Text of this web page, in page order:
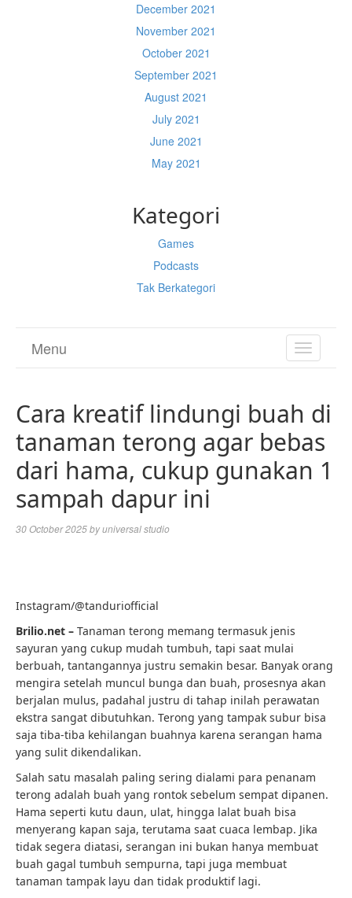
December 2021
November 2021
October 2021
September 2021
August 2021
July 2021
June 2021
May 2021
Kategori
Games
Podcasts
Tak Berkategori
TOGGLE
Menu
Cara kreatif lindungi buah di
tanaman terong agar bebas
dari hama, cukup gunakan 1
sampah dapur ini
30 October 2025byuniversal studio
Instagram/@tanduriofficial
Brilio.net – Tanaman terong memang termasuk jenis
sayuran yang cukup mudah tumbuh, tapi saat mulai
berbuah, tantangannya justru semakin besar. Banyak orang
mengira setelah muncul bunga dan buah, prosesnya akan
berjalan mulus, padahal justru di tahap inilah perawatan
ekstra sangat dibutuhkan. Terong yang tampak subur bisa
saja tiba-tiba kehilangan buahnya karena serangan hama
yang sulit dikendalikan.
Salah satu masalah paling sering dialami para penanam
terong adalah buah yang rontok sebelum sempat dipanen.
Hama seperti kutu daun, ulat, hingga lalat buah bisa
menyerang kapan saja, terutama saat cuaca lembap. Jika
tidak segera diatasi, serangan ini bukan hanya membuat
buah gagal tumbuh sempurna, tapi juga membuat
tanaman tampak layu dan tidak produktif lagi.